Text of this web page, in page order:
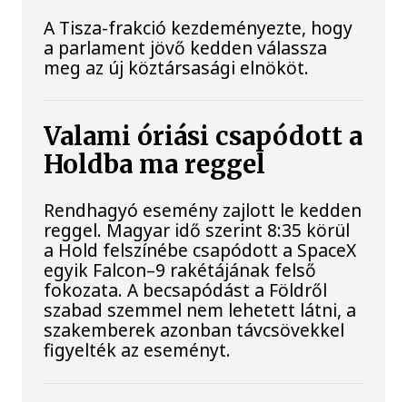
A Tisza-frakció kezdeményezte, hogy
a parlament jövő kedden válassza
meg az új köztársasági elnököt.
Valami óriási csapódott a
Holdba ma reggel
Rendhagyó esemény zajlott le kedden
reggel. Magyar idő szerint 8:35 körül
a Hold felszínébe csapódott a SpaceX
egyik Falcon–9 rakétájának felső
fokozata. A becsapódást a Földről
szabad szemmel nem lehetett látni, a
szakemberek azonban távcsövekkel
figyelték az eseményt.